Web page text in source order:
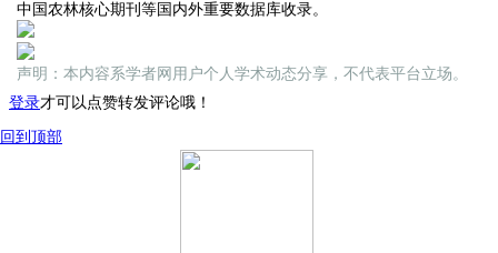
中国农林核心期刊等国内外重要数据库收录。
声明：本内容系学者网用户个人学术动态分享，不代表平台立场。
登录才可以点赞转发评论哦！
回到顶部